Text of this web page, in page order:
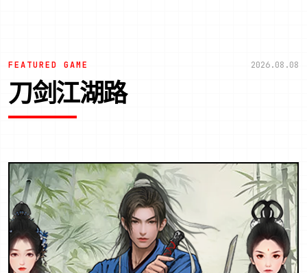
FEATURED GAME 2026.08.08
刀剑江湖路